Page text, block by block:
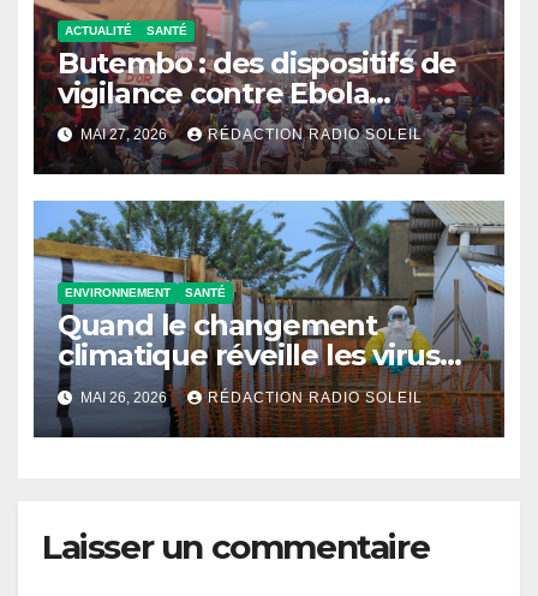
ACTUALITÉ SANTÉ
Butembo : des dispositifs de
vigilance contre Ebola
traînent encore
MAI 27, 2026 RÉDACTION RADIO SOLEIL
ENVIRONNEMENT SANTÉ
Quand le changement
climatique réveille les virus
d’Ebola
MAI 26, 2026 RÉDACTION RADIO SOLEIL
Laisser un commentaire